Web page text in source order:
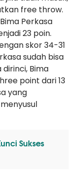
free throw.
Perkasa
23 poin.
skor 34-31
sudah bisa
Bima
point dari 13
yang
Sukses